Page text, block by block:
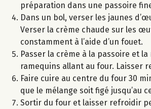
préparation dans une passoire
Dans un bol, verser les jaunes
Verser la crème chaude sur les
constamment à l’aide d’un fouet.
Passer la crème à la passoire et
ramequins allant au four. Laisser
Faire cuire au centre du four 30
que le mélange soit figé jusqu’au
Sortir du four et laisser refroidir